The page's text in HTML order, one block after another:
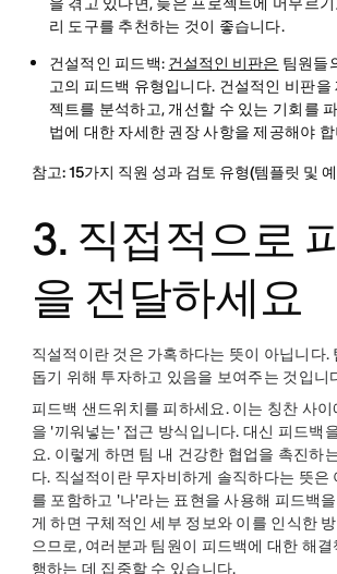
리 도구를 추천하는 것이 좋습니다.
건설적인 피드백: 건설적인 비판은 팀원들
고의 피드백 유형입니다. 건설적인 비판을
젝트를 분석하고, 개선할 수 있는 기회를
법에 대한 자세한 권장 사항을 제공해야
참고: 15가지 직원 성과 검토 유형(템플릿 및
3. 직접적으로
을 전달하세요
직설적이란 것은 가혹하다는 뜻이 아닙니다.
돕기 위해 투자하고 있음을 보여주는 것입니
피드백 샌드위치를 피하세요. 이는 칭찬 사
을 '끼워넣는' 접근 방식입니다. 대신 피드백
요. 이렇게 하면 팀 내 건강한 협업을 촉진하
다. 직설적이란 무자비하게 솔직하다는 뜻은
를 포함하고 '나'라는 표현을 사용해 피드백
게 하면 구체적인 세부 정보와 이를 인식한
으므로, 여러분과 팀원이 피드백에 대한 해
행하는 데 집중할 수 있습니다.